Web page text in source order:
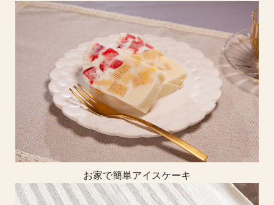
お家で簡単アイスケーキ